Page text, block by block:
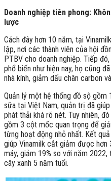
Doanh nghiệp tiên phong:
lược
Cách đây hơn 10 năm, tại
lập, nơi các thành viên của hội
PTBV cho doanh nghiệp. Tiếp
phổ biến như hiện nay, họ cũng
nhà kính, giảm dấu chân carbon
Quản lý một hệ thống đồ sộ gồm
sữa tại Việt Nam, quản trị đã
phát thải khá rõ nét. Tuy nhiên,
gồm 3 cột mốc quan trọng để
từng hoạt động nhỏ nhất. Kết
giúp Vinamilk cắt giảm được hơn
máy, giảm 19% so với năm
cây xanh 5 năm tuổi.